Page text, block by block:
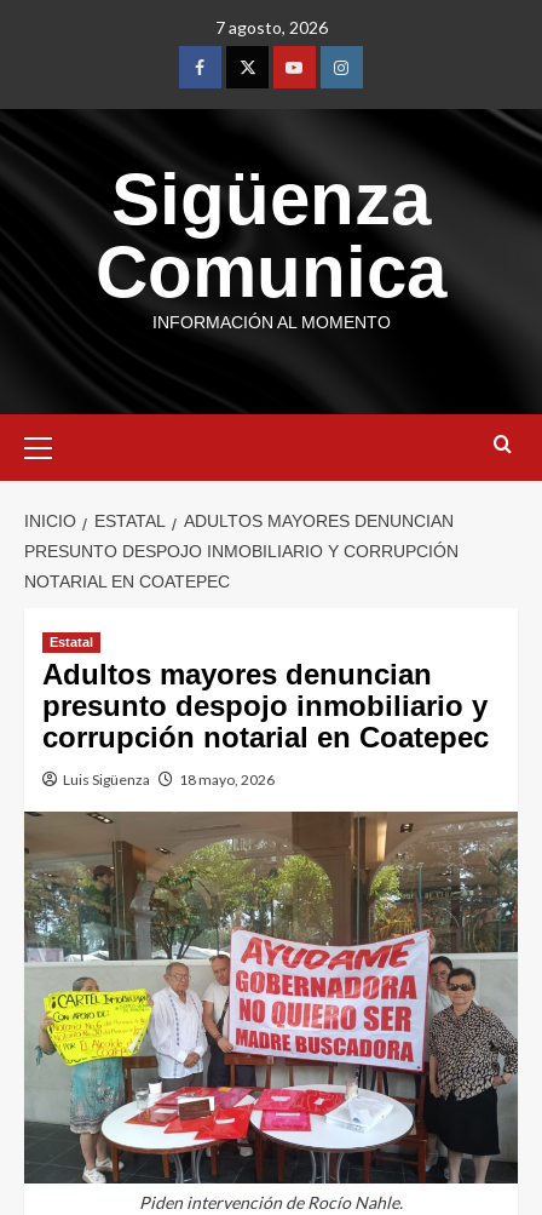
7 agosto, 2026
Sigüenza
Comunica
INFORMACIÓN AL MOMENTO
INICIO ESTATAL
ADULTOS MAYORES DENUNCIAN
PRESUNTO DESPOJO INMOBILIARIO Y CORRUPCIÓN
NOTARIAL EN COATEPEC
Estatal
Adultos mayores denuncian
presunto despojo inmobiliario y
corrupción notarial en Coatepec
Luis Sigüenza 18 mayo, 2026
Piden intervención de Rocío Nahle.